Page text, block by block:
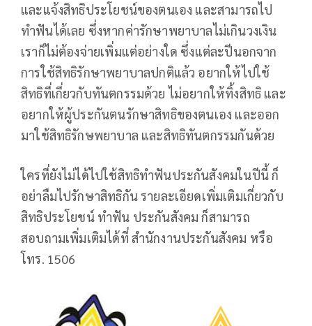
และแจ้งสิทธิประโยชน์ของตนเอง และสามารถไป
ทำฟันได้เลย ซึ่งหากค่ารักษาพยาบาลไม่เกินวงเงิน
เราก็ไม่ต้องจ่ายเพิ่มแต่อย่างใด ซึ่งแต่ละปีนอกจาก
การใช้สิทธิรักษาพยาบาลปกติแล้ว อยากให้ไปใช้
สิทธิที่เกี่ยวกับทันตกรรมด้วย ไม่อยากให้ทิ้งสิทธิ และ
อยากให้ผู้ประกันตนรักษาสิทธิของตนเอง และออก
มาใช้สิทธิรักษพยาบาล และสิทธิทันตกรรมกันด้วย
ใครที่ยังไม่ได้ไปใช้สิทธิทำฟันประกันสังคมในปีนี้ ก็
อย่าลืมไปรักษาสิทธิกัน รายละเอียดเพิ่มเติมเกี่ยวกับ
สิทธิประโยชน์ ทำฟัน ประกันสังคม ก็สามารถ
สอบถามเพิ่มเติมได้ที่ สำนักงานประกันสังคม หรือ
โทร. 1506